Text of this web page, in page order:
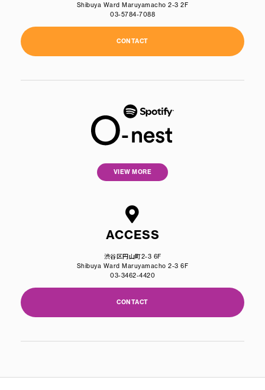
Shibuya Ward Maruyamacho 2-3 2F
03-5784-7088
CONTACT
VIEW MORE
ACCESS
渋谷区円山町2-3 6F
Shibuya Ward Maruyamacho 2-3 6F
03-3462-4420
CONTACT